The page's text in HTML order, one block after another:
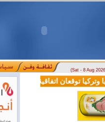
(Sat - 8 Aug
توقعان اتفاقية تعاون في